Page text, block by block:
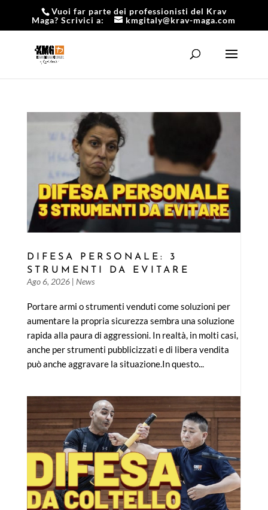
Vuoi far parte dei professionisti del Krav
Maga? Scrivici a:
kmgitaly@krav-maga.com
DIFESA PERSONALE: 3
STRUMENTI DA EVITARE
Ago 6, 2026| News
Portare armi o strumenti venduti come soluzioni per
aumentare la propria sicurezza sembra una soluzione
rapida alla paura di aggressioni. In realtà, in molti casi,
anche per strumenti pubblicizzati e di libera vendita
può anche aggravare la situazione.In questo...